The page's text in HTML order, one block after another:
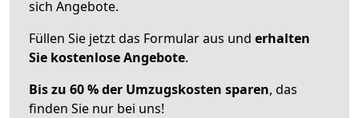
sich Angebote.
Füllen Sie jetzt das Formular aus und erhalten
Sie kostenlose Angebote.
Bis zu 60 % der Umzugskosten sparen, das
finden Sie nur bei uns!